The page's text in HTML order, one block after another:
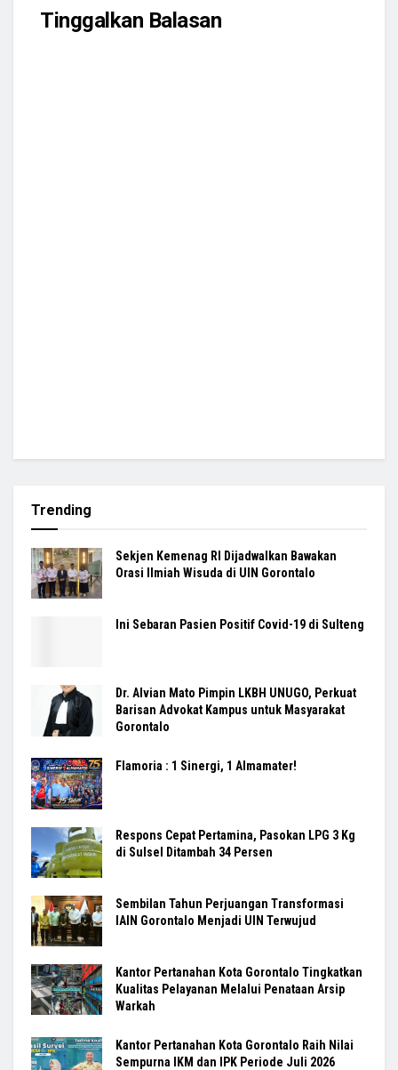
Tinggalkan Balasan
Trending
Sekjen Kemenag RI Dijadwalkan Bawakan
Orasi Ilmiah Wisuda di UIN Gorontalo
Ini Sebaran Pasien Positif Covid-19 di Sulteng
Dr. Alvian Mato Pimpin LKBH UNUGO, Perkuat
Barisan Advokat Kampus untuk Masyarakat
Gorontalo
Flamoria : 1 Sinergi, 1 Almamater!
Respons Cepat Pertamina, Pasokan LPG 3 Kg
di Sulsel Ditambah 34 Persen
Sembilan Tahun Perjuangan Transformasi
IAIN Gorontalo Menjadi UIN Terwujud
Kantor Pertanahan Kota Gorontalo Tingkatkan
Kualitas Pelayanan Melalui Penataan Arsip
Warkah
Kantor Pertanahan Kota Gorontalo Raih Nilai
Sempurna IKM dan IPK Periode Juli 2026